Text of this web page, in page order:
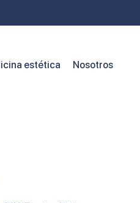
estética Nosotros